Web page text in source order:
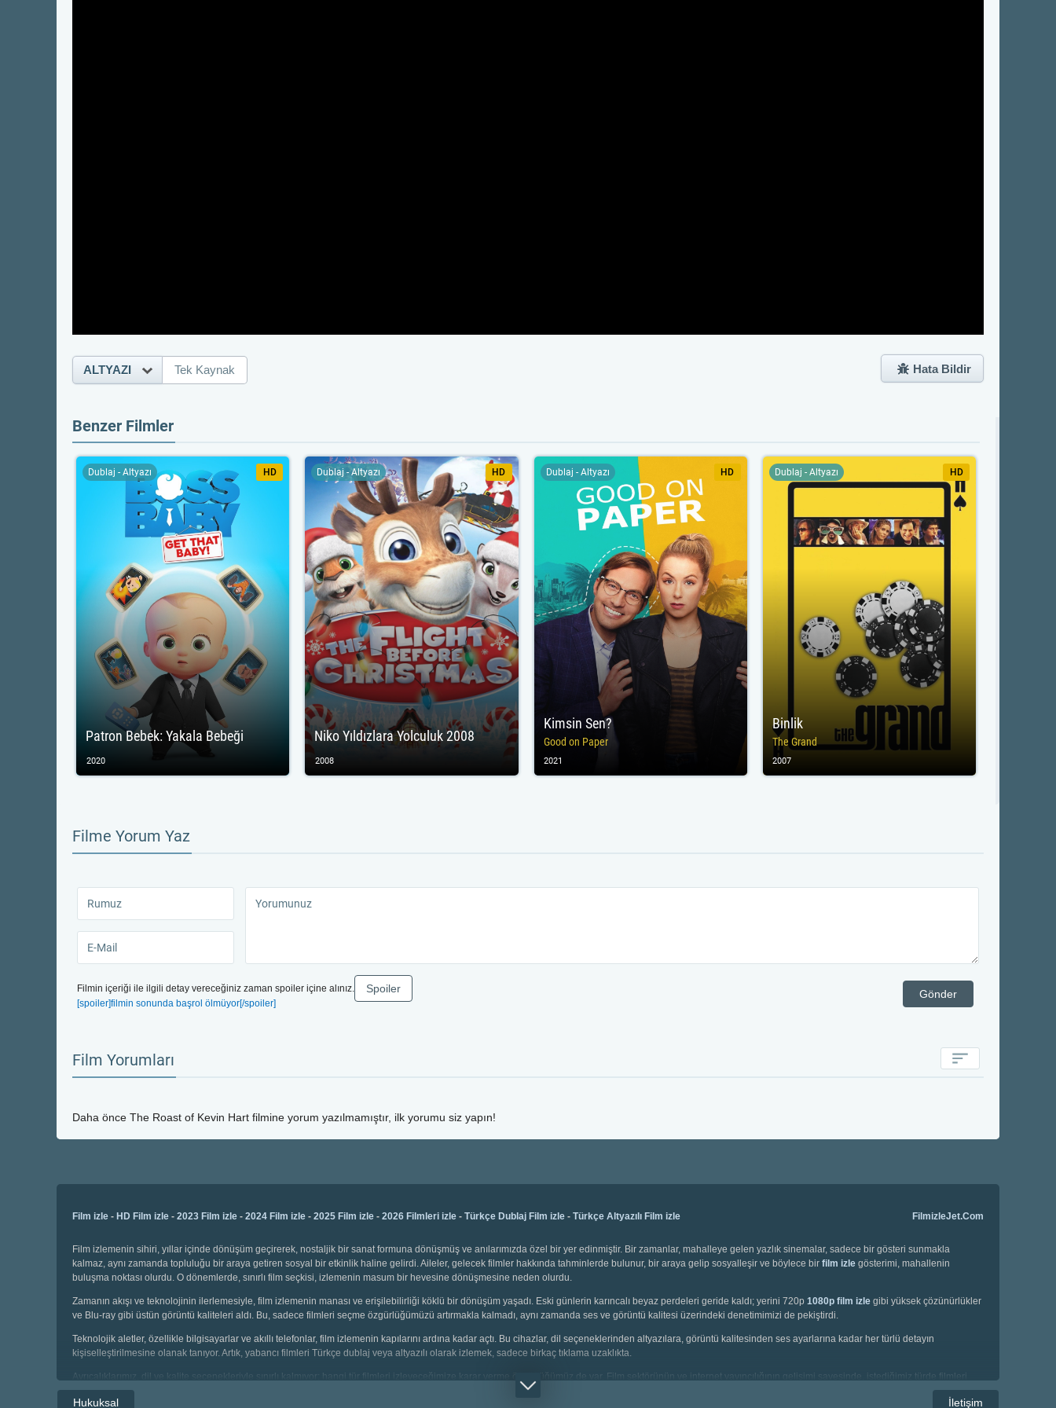
ALTYAZI Tek Kaynak Hata Bildir
Benzer Filmler
Patron Bebek: Yakala Bebeği
Dublaj - Altyazı HD
2020
Niko Yıldızlara Yolculuk 2008
Dublaj - Altyazı HD
2008
Kimsin Sen?
Good on Paper
Dublaj - Altyazı HD
2021
Binlik
The Grand
Dublaj - Altyazı HD
2007
Filme Yorum Yaz
Filmin içeriği ile ilgili detay vereceğiniz zaman spoiler içine alınız.
[spoiler]filmin sonunda başrol ölmüyor[/spoiler]
Gönder
Spoiler
Film Yorumları
Daha önce The Roast of Kevin Hart filmine yorum yazılmamıştır, ilk yorumu siz yapın!
Film izle - HD Film izle - 2023 Film izle - 2024 Film izle - 2025 Film izle - 2026 Filmleri izle - Türkçe Dublaj Film izle - Türkçe Altyazılı Film izle FilmizleJet.Com
Film izlemenin sihiri, yıllar içinde dönüşüm geçirerek, nostaljik bir sanat formuna dönüşmüş ve anılarımızda özel bir yer edinmiştir. Bir zamanlar, mahalleye gelen yazlık sinemalar, sadece bir gösteri sunmakla
kalmaz, aynı zamanda topluluğu bir araya getiren sosyal bir etkinlik haline gelirdi. Aileler, gelecek filmler hakkında tahminlerde bulunur, bir araya gelip sosyalleşir ve böylece bir film izle gösterimi, mahallenin
buluşma noktası olurdu. O dönemlerde, sınırlı film seçkisi, izlemenin masum bir hevesine dönüşmesine neden olurdu.
Zamanın akışı ve teknolojinin ilerlemesiyle, film izlemenin manası ve erişilebilirliği köklü bir dönüşüm yaşadı. Eski günlerin karıncalı beyaz perdeleri geride kaldı; yerini 720p 1080p film izle gibi yüksek çözünürlükler
ve Blu-ray gibi üstün görüntü kaliteleri aldı. Bu, sadece filmleri seçme özgürlüğümüzü artırmakla kalmadı, aynı zamanda ses ve görüntü kalitesi üzerindeki denetimimizi de pekiştirdi.
Teknolojik aletler, özellikle bilgisayarlar ve akıllı telefonlar, film izlemenin kapılarını ardına kadar açtı. Bu cihazlar, dil seçeneklerinden altyazılara, görüntü kalitesinden ses ayarlarına kadar her türlü detayın
kişiselleştirilmesine olanak tanıyor. Artık, yabancı filmleri Türkçe dublaj veya altyazılı olarak izlemek, sadece birkaç tıklama uzaklıkta.
Ayrıcalıklarımız, dil ve kalite seçenekleriyle sınırlı kalmıyor; hangi tür filmleri izleyeceğimize karar verme özgürlüğümüz de var. Film sektörünün ve internet yayıncılığının gelişimi sayesinde, istediğimiz türde filmleri
seçebiliyor, geniş kategoriler arasında gezinebiliyoruz. Çocuklar için animasyonlar, gençler için aksiyon dolu sahneler, yetişkinler için bilim kurgu ve korku filmleri gibi geniş bir yelpazede seçim yapma imkanına
sahibiz.
Hukuksal İletişim